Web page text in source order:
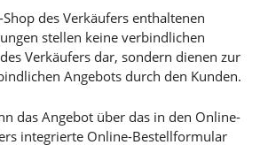
des Verkäufers enthaltenen
stellen keine verbindlichen
Verkäufers dar, sondern dienen zur
Angebots durch den Kunden.
das Angebot über das in den Online-
integrierte Online-Bestellformular